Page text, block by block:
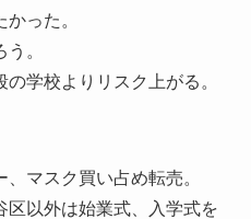
った。
。
学校よりリスク上がる。
マスク買い占め転売。
区以外は始業式、入学式を